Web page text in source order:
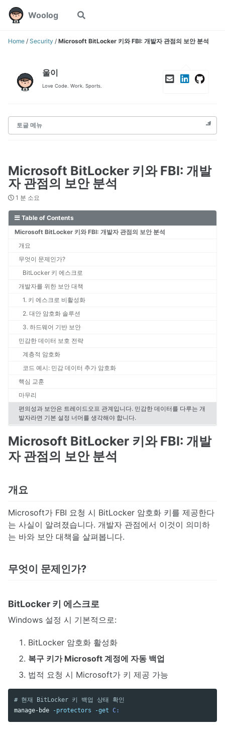
Skip
navigation
Skip
Skip
Woolog
Toggle
Home / Security / Microsoft BitLocker 키와 FBI: 개발자 관점의 보안 분석
울이
Love Code. Work. Sports.
토글 메뉴
Microsoft BitLocker 키와 FBI: 개발
자 관점의 보안 분석
1 분 소요
Table of Contents
Microsoft BitLocker 키와 FBI: 개발자 관점의 보안 분석
개요
무엇이 문제인가?
BitLocker 키 에스크로
개발자를 위한 보안 대책
1. 키 에스크로 비활성화
2. 대안 암호화 솔루션
3. 하드웨어 기반 보안
민감한 데이터 보호 전략
계층적 암호화
코드 예시: 민감 데이터 추가 암호화
핵심 교훈
마무리
편의성과 보안은 트레이드오프 관계입니다. 민감한 데이터를 다루는 개
발자라면 기본 설정 너머를 생각해야 합니다.
Microsoft BitLocker 키와 FBI: 개발
자 관점의 보안 분석
개요
Microsoft가 FBI 요청 시 BitLocker 암호화 키를 제공한다
는 사실이 알려졌습니다. 개발자 관점에서 이것이 의미하
는 바와 보안 대책을 살펴봅니다.
무엇이 문제인가?
BitLocker 키 에스크로
Windows 설정 시 기본적으로:
BitLocker 암호화 활성화
복구 키가 Microsoft 계정에 자동 백업
법적 요청 시 Microsoft가 키 제공 가능
# 현재 BitLocker 키 백업 상태 확인
manage-bde
-protectors -get C: